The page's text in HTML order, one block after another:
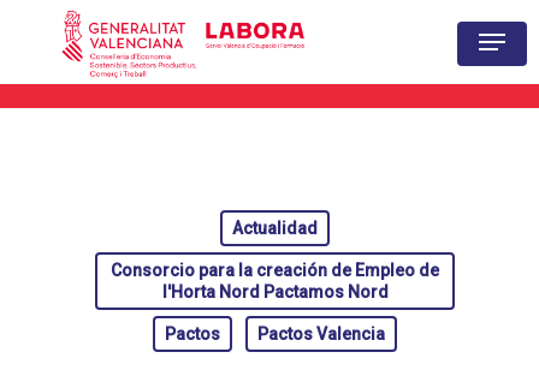
Actualidad
Consorcio para la creación de Empleo de
l'Horta Nord Pactamos Nord
Pactos Pactos Valencia